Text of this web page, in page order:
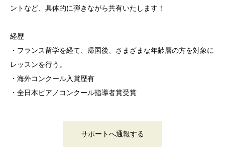
ントなど、具体的に弾きながら共有いたします！
経歴
・フランス留学を経て、帰国後、さまざまな年齢層の方を対象に
レッスンを行う。
・海外コンクール入賞歴有
・全日本ピアノコンクール指導者賞受賞
サポートへ通報する